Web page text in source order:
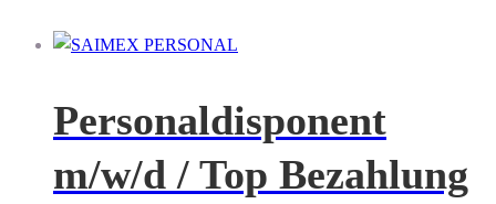
Personaldisponent
m/w/d / Top Bezahlung